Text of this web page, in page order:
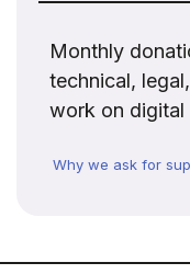
Monthly
technical,
work on
Why we ask for